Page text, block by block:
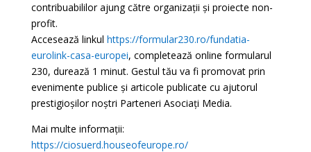
contribuabililor ajung către organizații și proiecte non-
profit.
Accesează linkul https://formular230.ro/fundatia-
eurolink-casa-europei, completează online formularul
230, durează 1 minut. Gestul tău va fi promovat prin
evenimente publice și articole publicate cu ajutorul
prestigioșilor noștri Parteneri Asociați Media.
Mai multe informații:
https://ciosuerd.houseofeurope.ro/